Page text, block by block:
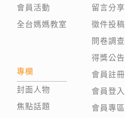
會員活動
全台媽媽教室
專欄
封面人物
焦點話題
留言分享
徵件投稿
問卷調查
得獎公告
會員註冊
會員登入
會員專區